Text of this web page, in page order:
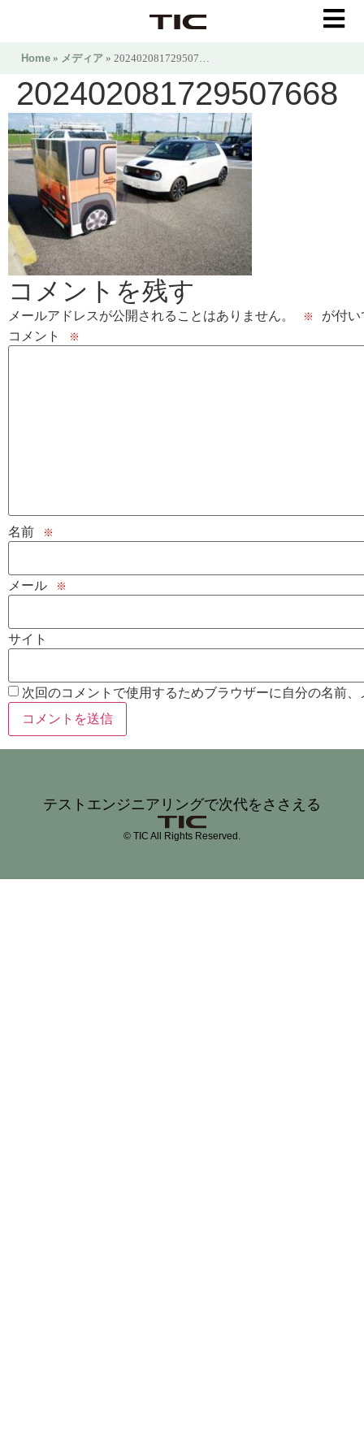
Home » メディア » 202402081729507…
202402081729507668
コメントを残す
メールアドレスが公開されることはありません。 ※
が付
コメント
※
名前 ※
メール ※
サイト
次回のコメントで使用するためブラウザーに自分の名前
テストエンジニアリングで次代をささえる
© TIC All Rights Reserved.